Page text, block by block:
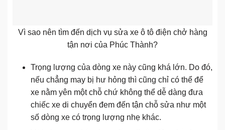
Vì sao nên tìm đến dịch vụ sửa xe ô tô điện chở hàng
tận nơi của Phúc Thành?
Trọng lượng của dòng xe này cũng khá lớn. Do đó,
nếu chẳng may bị hư hỏng thì cũng chỉ có thể để
xe nằm yên một chỗ chứ không thể dễ dàng đưa
chiếc xe di chuyển đem đến tận chỗ sửa như một
số dòng xe có trọng lượng nhẹ khác.